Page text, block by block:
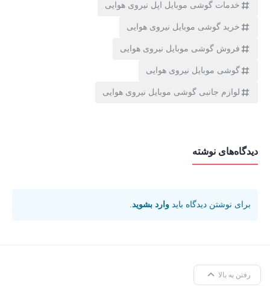
خدمات گوشی موبایل اپل نیروی هوایی
خرید گوشی موبایل نیروی هوایی
فروش گوشی موبایل نیروی هوایی
گوشی موبایل نیروی هوایی
لوازم جانبی گوشی موبایل نیروی هوایی
دیدگاه‌های نوشته
برای نوشتن دیدگاه باید وارد بشوید.
رفتن به بالا